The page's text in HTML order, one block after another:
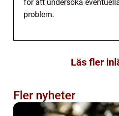
för att undersöka
problem.
Läs fler
Fler nyheter